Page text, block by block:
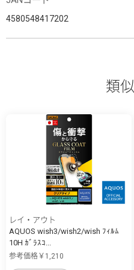
4580548417202
類
レイ・アウト
AQUOS wish3/wish2/wish ﾌｨﾙﾑ
10H ｶﾞﾗｽｺ...
参考価格￥1,210